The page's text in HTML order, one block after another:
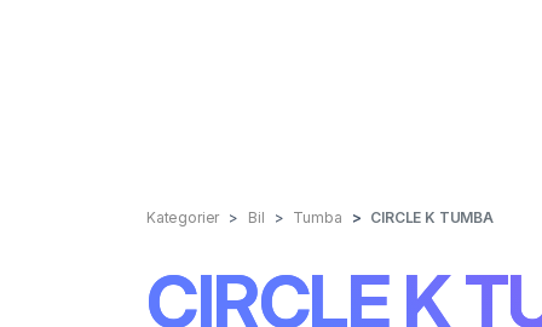
Kategorier Bil Tumba CIRCLE K TUMBA
CIRCLE K